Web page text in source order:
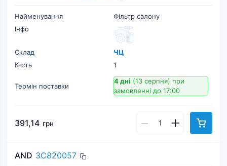
Найменування
Фільтр салону
Інфо
Склад
ЧЦ
К-cть
1
Термін поставки
4 дні (13 серпня) при
замовленні до 17:00
391,14 грн
AND 3C820057